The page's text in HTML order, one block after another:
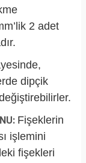
2 adet
dipçik
Fişeklerin
işlemini
fişekleri